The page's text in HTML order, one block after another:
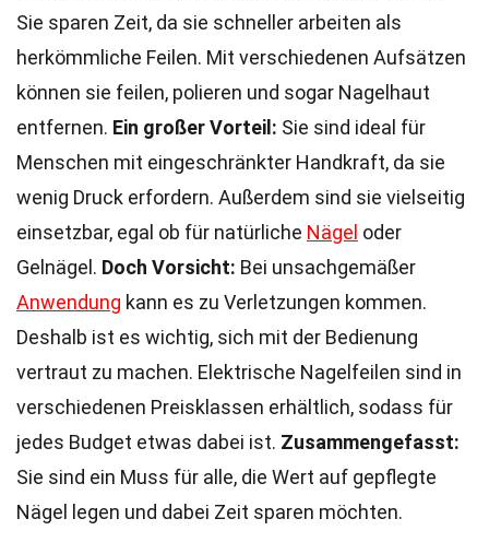
Sie sparen Zeit, da sie schneller arbeiten als
herkömmliche Feilen. Mit verschiedenen Aufsätzen
können sie feilen, polieren und sogar Nagelhaut
entfernen. Ein großer Vorteil: Sie sind ideal für
Menschen mit eingeschränkter Handkraft, da sie
wenig Druck erfordern. Außerdem sind sie vielseitig
einsetzbar, egal ob für natürliche Nägel oder
Gelnägel. Doch Vorsicht: Bei unsachgemäßer
Anwendung kann es zu Verletzungen kommen.
Deshalb ist es wichtig, sich mit der Bedienung
vertraut zu machen. Elektrische Nagelfeilen sind in
verschiedenen Preisklassen erhältlich, sodass für
jedes Budget etwas dabei ist. Zusammengefasst:
Sie sind ein Muss für alle, die Wert auf gepflegte
Nägel legen und dabei Zeit sparen möchten.